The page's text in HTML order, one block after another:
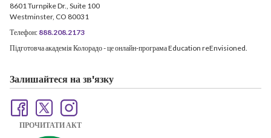
8601 Turnpike Dr., Suite 100
Westminster, CO 80031
Телефон: 888.208.2173
Підготовча академія Колорадо - це онлайн-програма Education reEnvisioned.
Залишайтеся на зв'язку
ПРОЧИТАТИ АКТ